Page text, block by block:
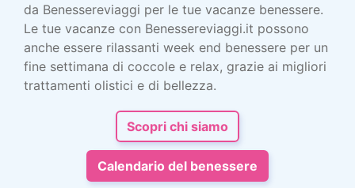
da Benessereviaggi per le tue vacanze benessere.
Le tue vacanze con Benessereviaggi.it possono
anche essere rilassanti week end benessere per un
fine settimana di coccole e relax, grazie ai migliori
trattamenti olistici e di bellezza.
Scopri chi siamo
Calendario del benessere